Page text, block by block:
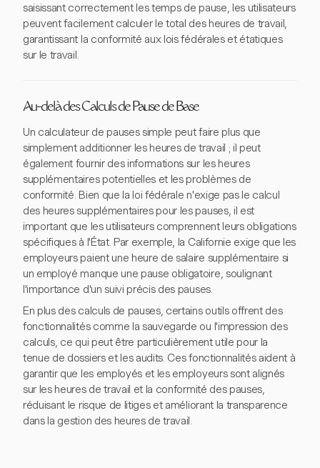
saisissant correctement les temps de pause, les utilisateurs
peuvent facilement calculer le total des heures de travail,
garantissant la conformité aux lois fédérales et étatiques
sur le travail.
Au-delà des Calculs de Pause de Base
Un calculateur de pauses simple peut faire plus que
simplement additionner les heures de travail ; il peut
également fournir des informations sur les heures
supplémentaires potentielles et les problèmes de
conformité. Bien que la loi fédérale n'exige pas le calcul
des heures supplémentaires pour les pauses, il est
important que les utilisateurs comprennent leurs obligations
spécifiques à l'État. Par exemple, la Californie exige que les
employeurs paient une heure de salaire supplémentaire si
un employé manque une pause obligatoire, soulignant
l'importance d'un suivi précis des pauses.
En plus des calculs de pauses, certains outils offrent des
fonctionnalités comme la sauvegarde ou l'impression des
calculs, ce qui peut être particulièrement utile pour la
tenue de dossiers et les audits. Ces fonctionnalités aident à
garantir que les employés et les employeurs sont alignés
sur les heures de travail et la conformité des pauses,
réduisant le risque de litiges et améliorant la transparence
dans la gestion des heures de travail.